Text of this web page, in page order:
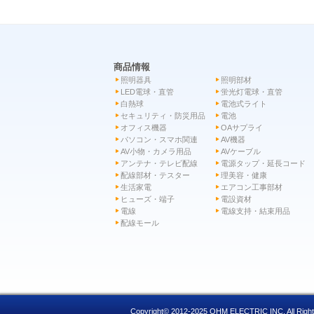
商品情報
照明器具
照明部材
LED電球・直管
蛍光灯電球・直管
白熱球
電池式ライト
セキュリティ・防災用品
電池
オフィス機器
OAサプライ
パソコン・スマホ関連
AV機器
AV小物・カメラ用品
AVケーブル
アンテナ・テレビ配線
電源タップ・延長コード
配線部材・テスター
理美容・健康
生活家電
エアコン工事部材
ヒューズ・端子
電設資材
電線
電線支持・結束用品
配線モール
Copyright© 2012-2025 OHM ELECTRIC INC. All